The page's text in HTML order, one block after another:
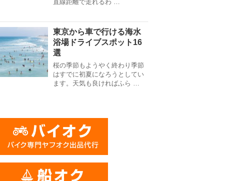
直線距離で走れるわ …
東京から車で行ける海水
浴場ドライブスポット16
選
桜の季節もようやく終わり季節
はすでに初夏になろうとしてい
ます。天気も良ければふら …